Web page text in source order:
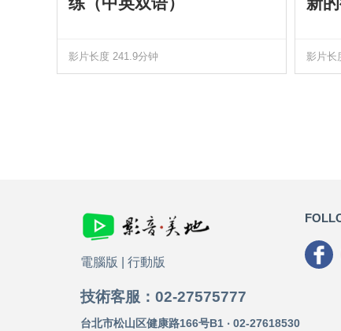
影片长度 241.9分钟 影片长
電腦版 行動版
技術客服：02-27575777
台北市松山区健康路166号B1 ‧ 02-27618530